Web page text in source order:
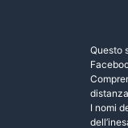
Questo
I nomi